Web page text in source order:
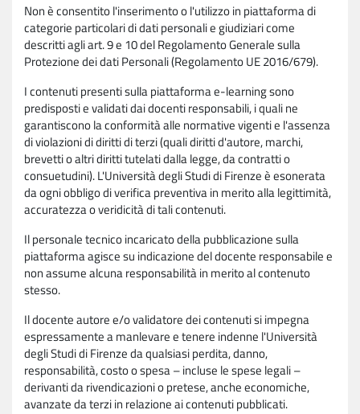
Non è consentito l'inserimento o l'utilizzo in piattaforma di
categorie particolari di dati personali e giudiziari come
descritti agli art. 9 e 10 del Regolamento Generale sulla
Protezione dei dati Personali (Regolamento UE 2016/679).
I contenuti presenti sulla piattaforma e-learning sono
predisposti e validati dai docenti responsabili, i quali ne
garantiscono la conformità alle normative vigenti e l'assenza
di violazioni di diritti di terzi (quali diritti d'autore, marchi,
brevetti o altri diritti tutelati dalla legge, da contratti o
consuetudini). L'Università degli Studi di Firenze è esonerata
da ogni obbligo di verifica preventiva in merito alla legittimità,
accuratezza o veridicità di tali contenuti.
Il personale tecnico incaricato della pubblicazione sulla
piattaforma agisce su indicazione del docente responsabile e
non assume alcuna responsabilità in merito al contenuto
stesso.
Il docente autore e/o validatore dei contenuti si impegna
espressamente a manlevare e tenere indenne l'Università
degli Studi di Firenze da qualsiasi perdita, danno,
responsabilità, costo o spesa – incluse le spese legali –
derivanti da rivendicazioni o pretese, anche economiche,
avanzate da terzi in relazione ai contenuti pubblicati.